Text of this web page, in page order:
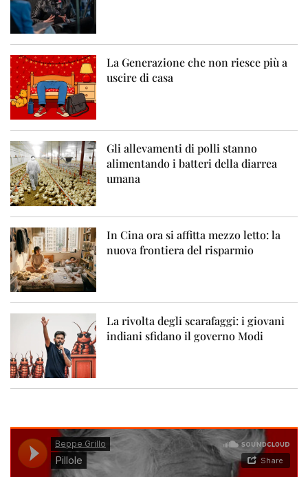
La Generazione che non riesce più a
uscire di casa
Gli allevamenti di polli stanno
alimentando i batteri della diarrea
umana
In Cina ora si affitta mezzo letto: la
nuova frontiera del risparmio
La rivolta degli scarafaggi: i giovani
indiani sfidano il governo Modi